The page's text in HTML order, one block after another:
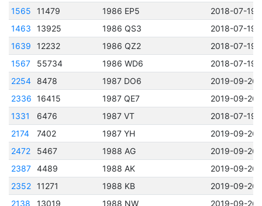
1565
11479 1986 EP5
2018-07-19
1463
13925 1986 QS3
2018-07-19
1639
12232 1986 QZ2
2018-07-19
1567
55734 1986 WD6
2018-07-19
2254
8478 1987 DO6
2019-09-26
2336 16415 1987 QE7
2019-09-26
1331
6476 1987 VT
2018-07-19
2174
7402 1987 YH
2019-09-26
2472
5467 1988 AG
2019-09-26
2387 4489 1988 AK
2019-09-26
2352
11271 1988 KB
2019-09-26
2138
13019 1988 NW
2019-09-26